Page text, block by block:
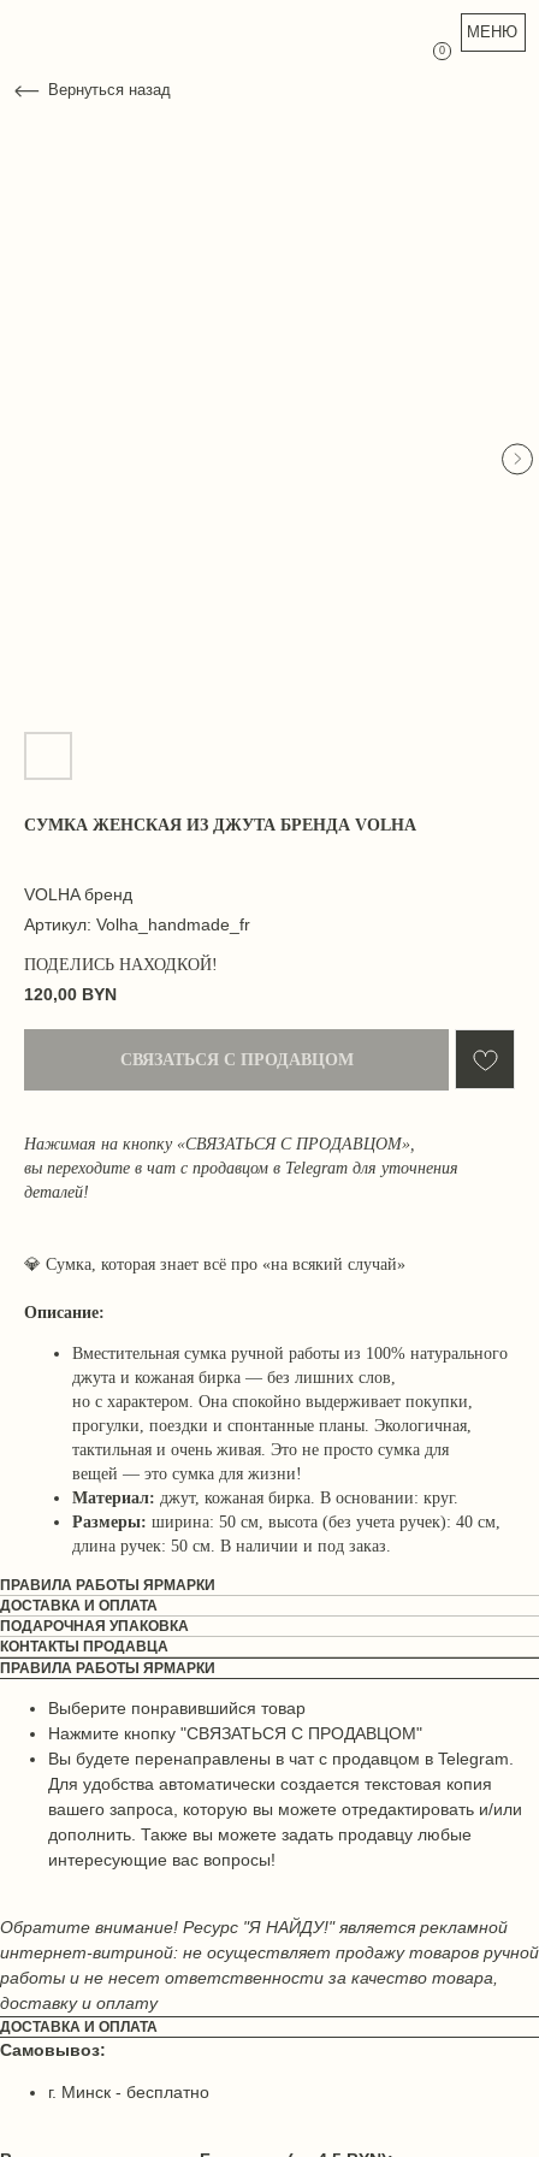
МЕНЮ
Вернуться назад
СУМКА ЖЕНСКАЯ ИЗ ДЖУТА БРЕНДА VOLHA
VOLHA бренд
Артикул: Volha_handmade_fr
120,00 BYN
СВЯЗАТЬСЯ С ПРОДАВЦОМ
Нажимая на кнопку «СВЯЗАТЬСЯ С ПРОДАВЦОМ»,
вы переходите в чат с продавцом в Telegram для уточнения
деталей!
💎 Сумка, которая знает всё про «на всякий случай»
Описание:
Вместительная сумка ручной работы из 100% натурального
джута и кожаная бирка — без лишних слов,
но с характером. Она спокойно выдерживает покупки,
прогулки, поездки и спонтанные планы. Экологичная,
тактильная и очень живая. Это не просто сумка для
вещей — это сумка для жизни!
Материал: джут, кожаная бирка. В основании: круг.
Размеры: ширина: 50 см, высота (без учета ручек): 40 см,
длина ручек: 50 см. В наличии и под заказ.
ПРАВИЛА РАБОТЫ ЯРМАРКИ
ДОСТАВКА И ОПЛАТА
ПОДАРОЧНАЯ УПАКОВКА
КОНТАКТЫ ПРОДАВЦА
ПРАВИЛА РАБОТЫ ЯРМАРКИ
Выберите понравившийся товар
Нажмите кнопку "СВЯЗАТЬСЯ С ПРОДАВЦОМ"
Вы будете перенаправлены в чат с продавцом в Telegram.
Для удобства автоматически создается текстовая копия
вашего запроса, которую вы можете отредактировать и/или
дополнить. Также вы можете задать продавцу любые
интересующие вас вопросы!
Обратите внимание! Ресурс "Я НАЙДУ!" является рекламной
интернет-витриной: не осуществляет продажу товаров ручной
работы и не несет ответственности за качество товара,
доставку и оплату
ДОСТАВКА И ОПЛАТА
Самовывоз:
г. Минск - бесплатно